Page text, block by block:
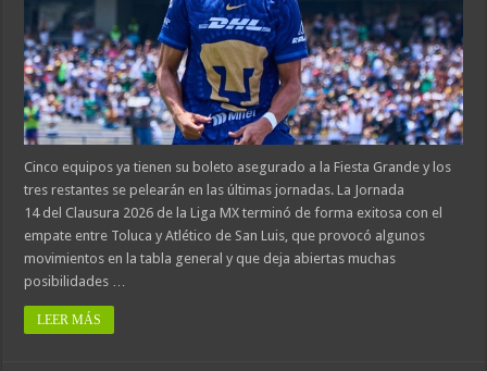
Cinco equipos ya tienen su boleto asegurado a la Fiesta Grande y los
tres restantes se pelearán en las últimas jornadas. La Jornada
14 del Clausura 2026 de la Liga MX terminó de forma exitosa con el
empate entre Toluca y Atlético de San Luis, que provocó algunos
movimientos en la tabla general y que deja abiertas muchas
posibilidades …
LEER MÁS